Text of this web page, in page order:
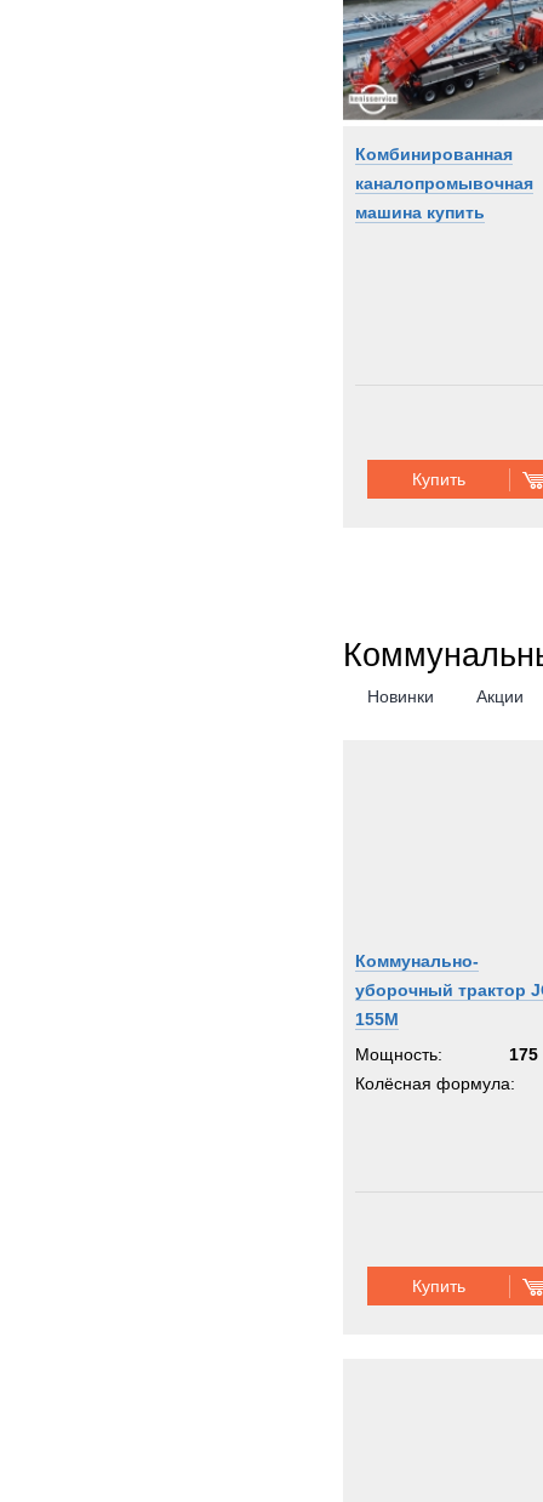
Комбинированная
каналопромывочная
машина купить
Купить
Новинки Акции
Коммунально-
уборочный трактор
155M
Мощность:
175
Колёсная формула:
Купить